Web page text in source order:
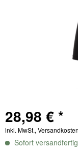
28,98 € *
inkl. MwSt.,
Sofort